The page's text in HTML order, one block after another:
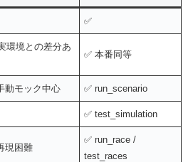
✅
環境との差分あ
✅ 本番同等
動モック中心 ✅ run_scenario
✅ test_simulation
現困難
✅ run_race /
test_races